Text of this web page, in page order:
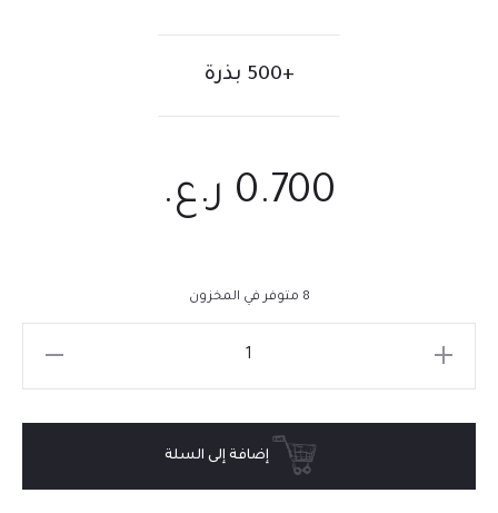
+500 بذرة
0.700 ر.ع.
8 متوفر في المخزون